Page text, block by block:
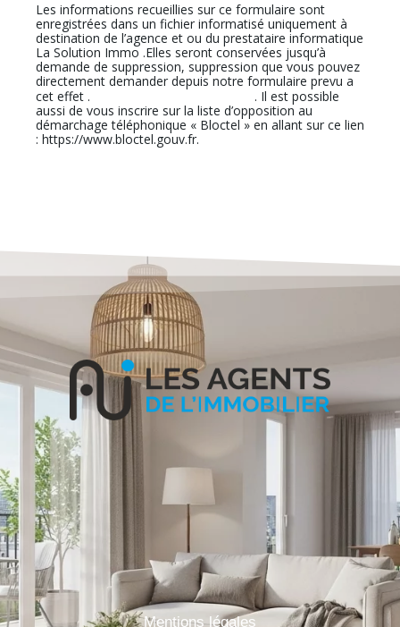
Les informations recueillies sur ce formulaire sont
enregistrées dans un fichier informatisé uniquement à
destination de l’agence et ou du prestataire informatique
La Solution Immo .Elles seront conservées jusqu’à
demande de suppression, suppression que vous pouvez
directement demander depuis notre formulaire prevu a
cet effet .
. Il est possible
aussi de vous inscrire sur la liste d’opposition au
démarchage téléphonique « Bloctel » en allant sur ce lien
: https://www.bloctel.gouv.fr.
Mentions légales